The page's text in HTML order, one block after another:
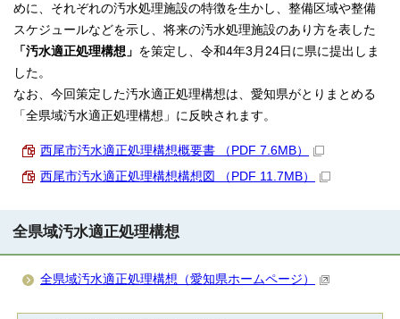
めに、それぞれの汚水処理施設の特徴を生かし、整備区域や整備
スケジュールなどを示し、将来の汚水処理施設のあり方を表した
「汚水適正処理構想」 を策定し、令和4年3月24日に県に提出しま
した。
なお、今回策定した汚水適正処理構想は、愛知県がとりまとめる
「全県域汚水適正処理構想」に反映されます。
西尾市汚水適正処理構想概要書 （PDF 7.6MB）
西尾市汚水適正処理構想構想図 （PDF 11.7MB）
全県域汚水適正処理構想
全県域汚水適正処理構想（愛知県ホームページ）